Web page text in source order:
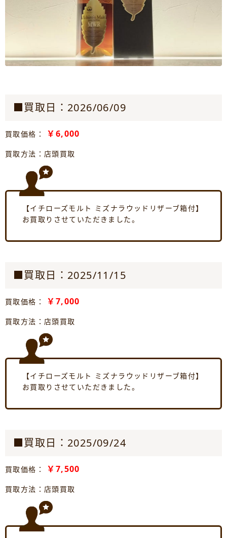
■買取日：2026/06/09
買取価格： ￥6,000
買取方法：店頭買取
【イチローズモルト ミズナラウッドリザーブ箱付】
お買取りさせていただきました。
■買取日：2025/11/15
買取価格： ￥7,000
買取方法：店頭買取
【イチローズモルト ミズナラウッドリザーブ箱付】
お買取りさせていただきました。
■買取日：2025/09/24
買取価格： ￥7,500
買取方法：店頭買取